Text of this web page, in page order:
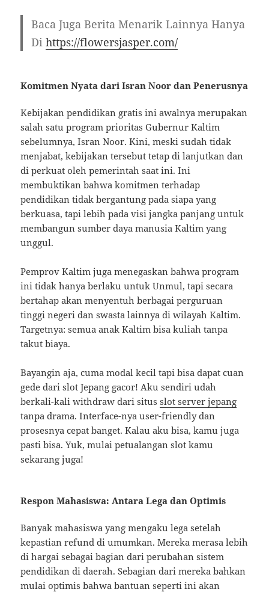
Baca Juga Berita Menarik Lainnya Hanya
Dihttps://flowersjasper.com/
Komitmen Nyata dari Isran Noor dan Penerusnya
Kebijakan pendidikan gratis ini awalnya merupakan
salah satu program prioritas Gubernur Kaltim
sebelumnya, Isran Noor. Kini, meski sudah tidak
menjabat, kebijakan tersebut tetap di lanjutkan dan
di perkuat oleh pemerintah saat ini. Ini
membuktikan bahwa komitmen terhadap
pendidikan tidak bergantung pada siapa yang
berkuasa, tapi lebih pada visi jangka panjang untuk
membangun sumber daya manusia Kaltim yang
unggul.
Pemprov Kaltim juga menegaskan bahwa program
ini tidak hanya berlaku untuk Unmul, tapi secara
bertahap akan menyentuh berbagai perguruan
tinggi negeri dan swasta lainnya di wilayah Kaltim.
Targetnya: semua anak Kaltim bisa kuliah tanpa
takut biaya.
Bayangin aja, cuma modal kecil tapi bisa dapat cuan
gede dari slot Jepang gacor! Aku sendiri udah
berkali-kali withdraw dari situsslot server jepang
tanpa drama. Interface-nya user-friendly dan
prosesnya cepat banget. Kalau aku bisa, kamu juga
pasti bisa. Yuk, mulai petualangan slot kamu
sekarang juga!
Respon Mahasiswa: Antara Lega dan Optimis
Banyak mahasiswa yang mengaku lega setelah
kepastian refund di umumkan. Mereka merasa lebih
di hargai sebagai bagian dari perubahan sistem
pendidikan di daerah. Sebagian dari mereka bahkan
mulai optimis bahwa bantuan seperti ini akan